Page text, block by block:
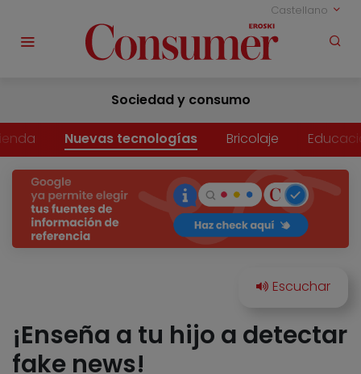
Castellano
Sociedad y consumo
Nuevas tecnologías Bricolaje
¡Enseña a tu hijo a detectar
fake news!